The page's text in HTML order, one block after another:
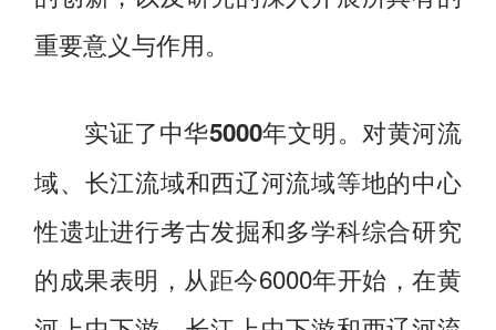
重要意义与作用。
实证了中华5000年文明。对黄河流
域、长江流域和西辽河流域等地的中心
性遗址进行考古发掘和多学科综合研究
的成果表明，从距今6000年开始，在黄